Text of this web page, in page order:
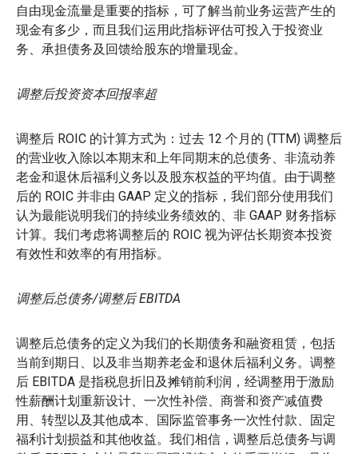
自由现金流量是重要的指标，可了解当前业务运营产生的
现金有多少，而且我们运用此指标评估可投入于投资业
务、承担债务及回馈给股东的增量现金。
调整后投资资本回报率超
调整后 ROIC 的计算方式为：过去 12 个月的 (TTM) 调整后
的营业收入除以本期末和上年同期末的总债务、非流动养
老金和退休后福利义务以及股东权益的平均值。由于调整
后的 ROIC 并非由 GAAP 定义的指标，我们部分使用我们
认为最能说明我们的持续业务绩效的、非 GAAP 财务指标
计算。我们考虑将调整后的 ROIC 视为评估长期资本投资
有效性和效率的有用指标。
调整后总债务/调整后 EBITDA
调整后总债务的定义为我们的长期债务和融资租赁，包括
当前到期日、以及非当期养老金和退休后福利义务。调整
后 EBITDA 是指税息折旧及摊销前利润，经调整用于激励
性薪酬计划重新设计、一次性补偿、商誉和资产减值费
用、转型以及其他成本、国际监管事务一次性付款、固定
福利计划损益和其他收益。我们相信，调整后总债务与调